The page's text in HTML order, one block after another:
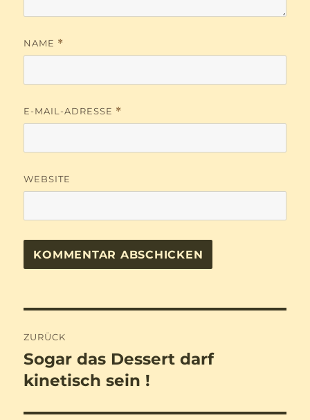
NAME *
E-MAIL-ADRESSE *
WEBSITE
ZURÜCK
Vorheriger
Beitrag:
Sogar das Dessert darf
kinetisch sein !